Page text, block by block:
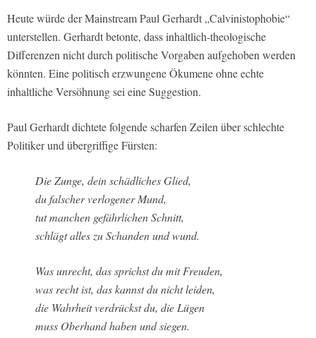
Heute würde der Mainstream Paul Gerhardt „Calvinistophobie“
unterstellen. Gerhardt betonte, dass inhaltlich-theologische
Differenzen nicht durch politische Vorgaben aufgehoben werden
könnten. Eine politisch erzwungene Ökumene ohne echte
inhaltliche Versöhnung sei eine Suggestion.
Paul Gerhardt dichtete folgende scharfen Zeilen über schlechte
Politiker und übergriffige Fürsten:
Die Zunge, dein schädliches Glied,
du falscher verlogener Mund,
tut manchen gefährlichen Schnitt,
schlägt alles zu Schanden und wund.
Was unrecht, das sprichst du mit Freuden,
was recht ist, das kannst du nicht leiden,
die Wahrheit verdrückst du, die Lügen
muss Oberhand haben und siegen.